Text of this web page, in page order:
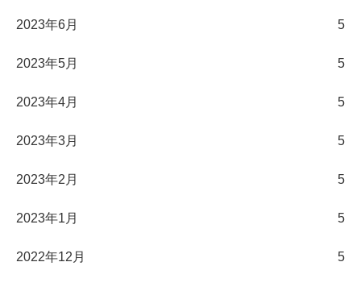
2023年6月 5
2023年5月 5
2023年4月 5
2023年3月 5
2023年2月 5
2023年1月 5
2022年12月 5